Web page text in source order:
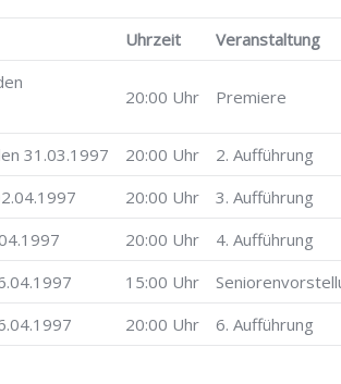
Uhrzeit
Veranstaltung
20:00 Uhr Premiere
31.03.1997 20:00 Uhr
2. Aufführung
20:00 Uhr
3. Aufführung
20:00 Uhr
4. Aufführung
15:00 Uhr
20:00 Uhr 6. Aufführung